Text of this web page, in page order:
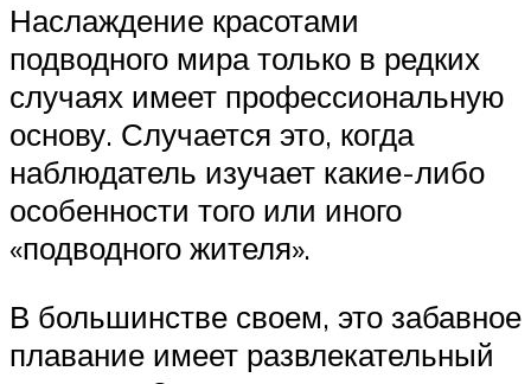
Наслаждение красотами
подводного мира только в редких
случаях имеет профессиональную
основу. Случается это, когда
наблюдатель изучает какие-либо
особенности того или иного
«подводного жителя».
В большинстве своем, это забавное
плавание имеет развлекательный